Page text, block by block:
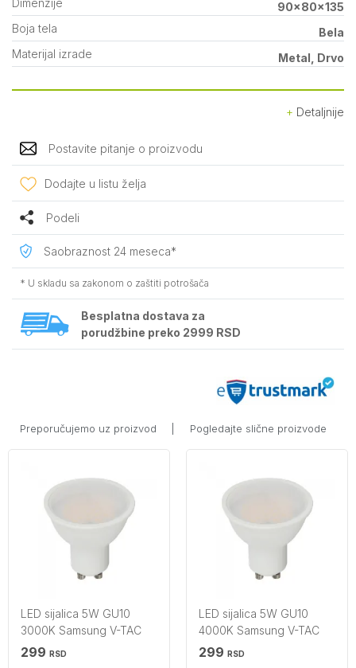
Dimenzije
90x80x135
Boja tela
Bela
Materijal izrade
Metal, Drvo
Detaljnije
Postavite pitanje o proizvodu
Dodajte u listu želja
Podeli
Saobraznost 24 meseca*
* U skladu sa zakonom o zaštiti potrošača
Besplatna dostava za
porudžbine preko 2999 RSD
Preporučujemo uz proizvod Pogledajte slične proizvode
LED sijalica 5W GU10
3000K Samsung V-TAC
299 RSD
LED sijalica 5W GU10
4000K Samsung V-TAC
299 RSD